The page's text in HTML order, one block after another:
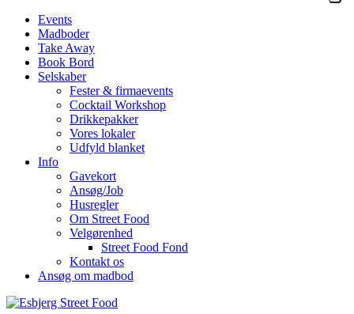
Events
Madboder
Take Away
Book Bord
Selskaber
Fester & firmaevents
Cocktail Workshop
Drikkepakker
Vores lokaler
Udfyld blanket
Info
Gavekort
Ansøg/Job
Husregler
Om Street Food
Velgørenhed
Street Food Fond
Kontakt os
Ansøg om madbod